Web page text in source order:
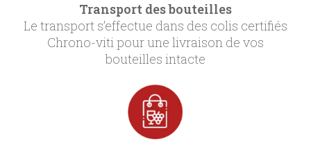
Transport des bouteilles
Le transport s’effectue dans des colis certifiés
Chrono-viti pour une livraison de vos
bouteilles intacte